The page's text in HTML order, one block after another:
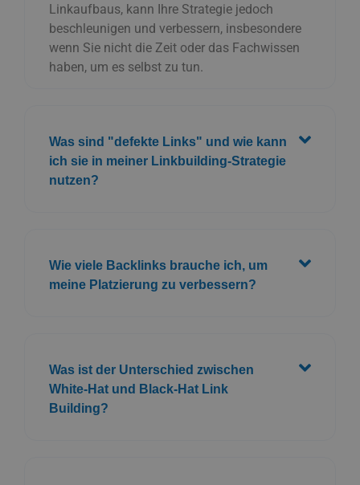
Linkaufbaus, kann Ihre Strategie jedoch
beschleunigen und verbessern, insbesondere
wenn Sie nicht die Zeit oder das Fachwissen
haben, um es selbst zu tun.
Was sind "defekte Links" und wie kann
ich sie in meiner Linkbuilding-Strategie
nutzen?
Wie viele Backlinks brauche ich, um
meine Platzierung zu verbessern?
Was ist der Unterschied zwischen
White-Hat und Black-Hat Link
Building?